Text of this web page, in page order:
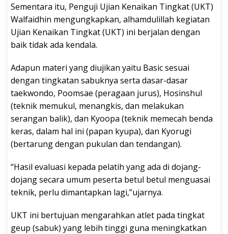
Sementara itu, Penguji Ujian Kenaikan Tingkat (UKT)
Walfaidhin mengungkapkan, alhamdulillah kegiatan
Ujian Kenaikan Tingkat (UKT) ini berjalan dengan
baik tidak ada kendala.
Adapun materi yang diujikan yaitu Basic sesuai
dengan tingkatan sabuknya serta dasar-dasar
taekwondo, Poomsae (peragaan jurus), Hosinshul
(teknik memukul, menangkis, dan melakukan
serangan balik), dan Kyoopa (teknik memecah benda
keras, dalam hal ini (papan kyupa), dan Kyorugi
(bertarung dengan pukulan dan tendangan).
“Hasil evaluasi kepada pelatih yang ada di dojang-
dojang secara umum peserta betul betul menguasai
teknik, perlu dimantapkan lagi,”ujarnya.
UKT ini bertujuan mengarahkan atlet pada tingkat
geup (sabuk) yang lebih tinggi guna meningkatkan